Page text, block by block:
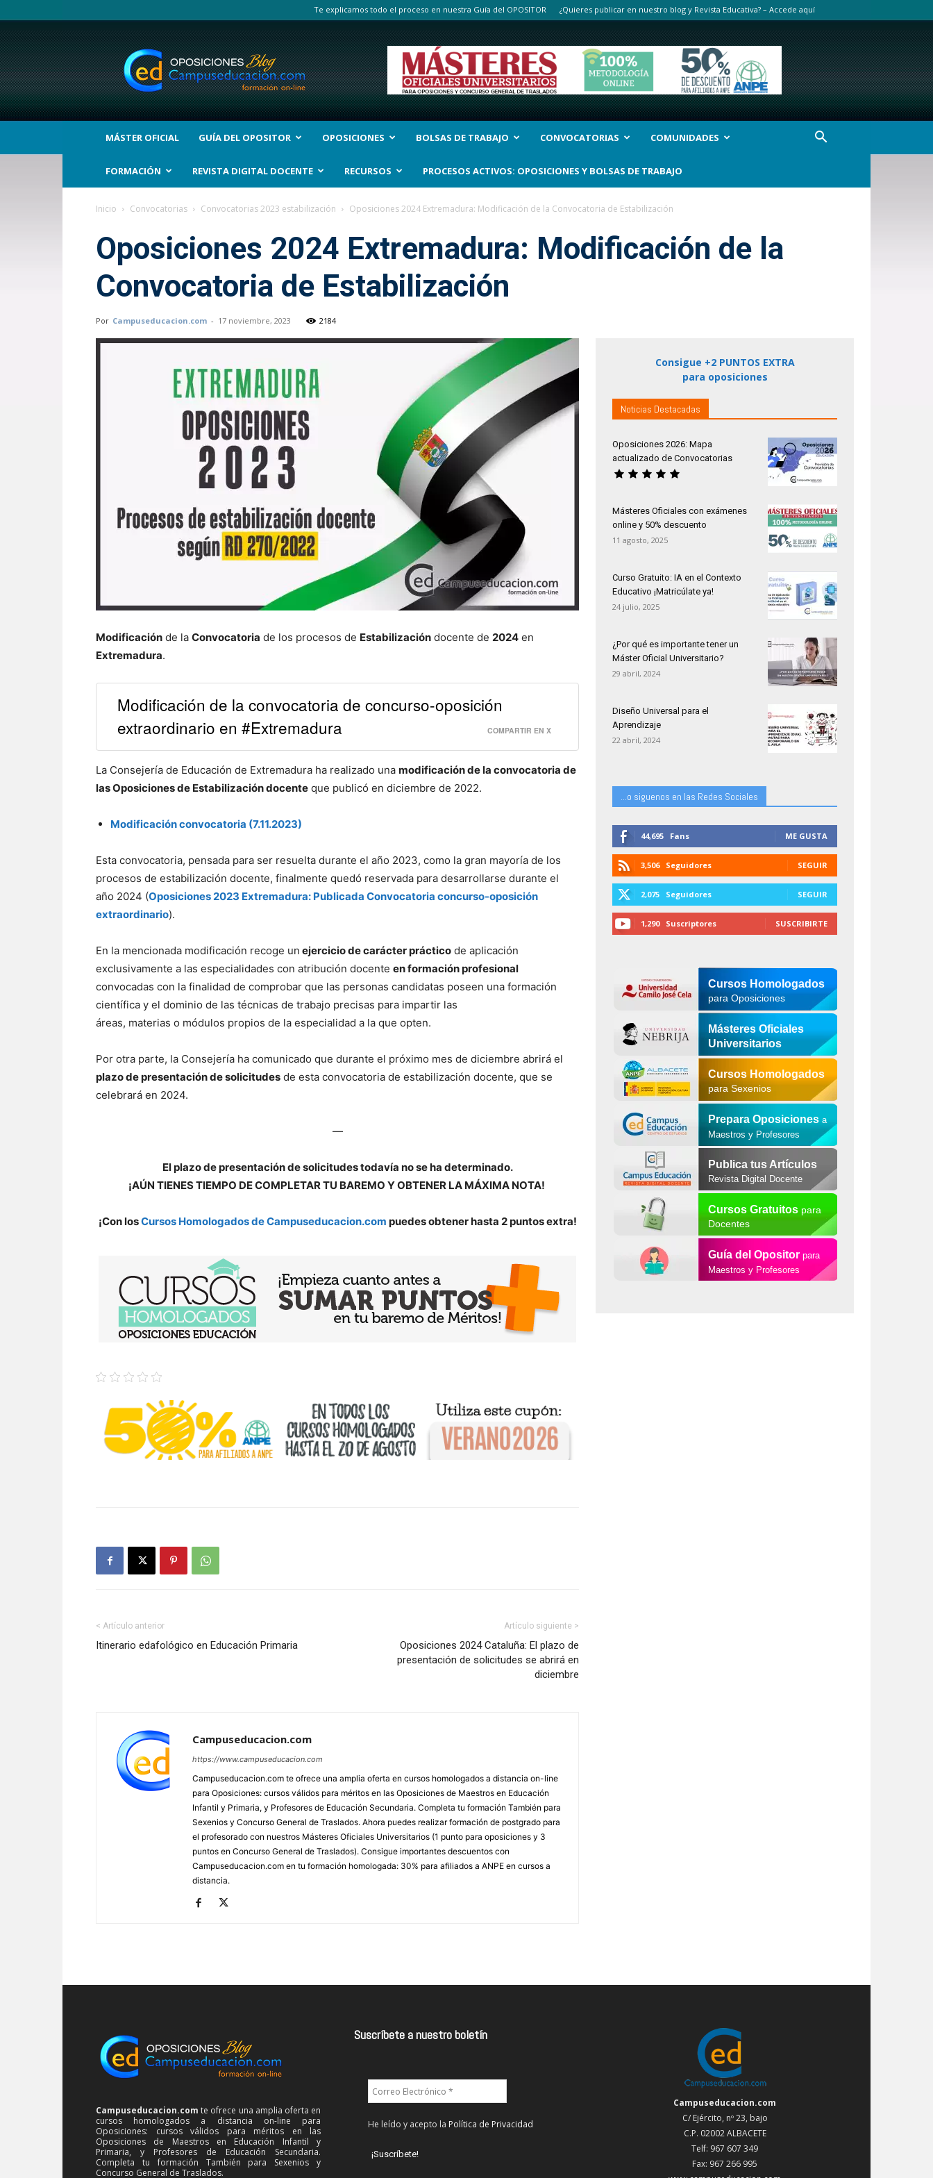
Te explicamos todo el proceso en nuestra Guía del OPOSITOR ¿Quieres publicar en nuestro blog y Revista Educativa? – Accede aquí
BLOG
Noticias
Oposiciones
y
bolsas
Trabajo
Interinos.
MÁSTER OFICIAL GUÍA DEL OPOSITOR OPOSICIONES BOLSAS DE TRABAJO CONVOCATORIAS COMUNIDADES
FORMACIÓN REVISTA DIGITAL DOCENTE RECURSOS PROCESOS ACTIVOS: OPOSICIONES Y BOLSAS DE TRABAJO
Inicio Convocatorias Convocatorias 2023 estabilización Oposiciones 2024 Extremadura: Modificación de la Convocatoria de Estabilización
Oposiciones 2024 Extremadura: Modificación de la
Convocatoria de Estabilización
Por Campuseducacion.com - 17 noviembre, 2023 2184
Modificación de la Convocatoria de los procesos de Estabilización docente de 2024 en
Extremadura.
Modificación de la convocatoria de concurso-oposición
extraordinario en #Extremadura
COMPARTIR EN X
La Consejería de Educación de Extremadura ha realizado una modificación de la convocatoria de
las Oposiciones de Estabilización docente que publicó en diciembre de 2022.
Modificación convocatoria (7.11.2023)
Esta convocatoria, pensada para ser resuelta durante el año 2023, como la gran mayoría de los
procesos de estabilización docente, finalmente quedó reservada para desarrollarse durante el
año 2024 (Oposiciones 2023 Extremadura: Publicada Convocatoria concurso-oposición
extraordinario).
En la mencionada modificación recoge un ejercicio de carácter práctico de aplicación
exclusivamente a las especialidades con atribución docente en formación profesional
convocadas con la finalidad de comprobar que las personas candidatas poseen una formación
científica y el dominio de las técnicas de trabajo precisas para impartir las
áreas, materias o módulos propios de la especialidad a la que opten.
Por otra parte, la Consejería ha comunicado que durante el próximo mes de diciembre abrirá el
plazo de presentación de solicitudes de esta convocatoria de estabilización docente, que se
celebrará en 2024.
—
El plazo de presentación de solicitudes todavía no se ha determinado.
¡AÚN TIENES TIEMPO DE COMPLETAR TU BAREMO Y OBTENER LA MÁXIMA NOTA!
¡Con losCursos Homologados de Campuseducacion.com puedes obtener hasta 2 puntos extra!
< Artículo anterior
Itinerario edafológico en Educación Primaria
Artículo siguiente >
Oposiciones 2024 Cataluña: El plazo de
presentación de solicitudes se abrirá en
diciembre
Campuseducacion.com
https://www.campuseducacion.com
Campuseducacion.com te ofrece una amplia oferta en cursos homologados a distancia on-line
para Oposiciones: cursos válidos para méritos en las Oposiciones de Maestros en Educación
Infantil y Primaria, y Profesores de Educación Secundaria. Completa tu formación También para
Sexenios y Concurso General de Traslados. Ahora puedes realizar formación de postgrado para
el profesorado con nuestros Másteres Oficiales Universitarios (1 punto para oposiciones y 3
puntos en Concurso General de Traslados). Consigue importantes descuentos con
Campuseducacion.com en tu formación homologada: 30% para afiliados a ANPE en cursos a
distancia.
Consigue +2 PUNTOS EXTRA
para oposiciones
Noticias Destacadas
Oposiciones 2026: Mapa
actualizado de Convocatorias
Másteres Oficiales con exámenes
online y 50% descuento
11 agosto, 2025
Curso Gratuito: IA en el Contexto
Educativo ¡Matricúlate ya!
24 julio, 2025
¿Por qué es importante tener un
Máster Oficial Universitario?
29 abril, 2024
Diseño Universal para el
Aprendizaje
22 abril, 2024
...o siguenos en las Redes Sociales
44,695 Fans ME GUSTA
3,506 Seguidores SEGUIR
2,075 Seguidores SEGUIR
1,290 Suscriptores SUSCRIBIRTE
Cursos Homologados
para Oposiciones
Másteres Oficiales
Universitarios
Cursos Homologados
para Sexenios
Prepara Oposiciones a
Maestros y Profesores
Publica tus Artículos
Revista Digital Docente
Cursos Gratuitospara
Docentes
Guía del Opositor para
Maestros y Profesores
Campuseducacion.com te ofrece una amplia oferta en
cursos homologados a distancia on-line para
Oposiciones: cursos válidos para méritos en las
Oposiciones de Maestros en Educación Infantil y
Primaria, y Profesores de Educación Secundaria.
Completa tu formación También para Sexenios y
Concurso General de Traslados.
Suscríbete a nuestro boletín
He leído y acepto la Política de Privacidad
Campuseducacion.com
C/ Ejército, nº 23, bajo
C.P. 02002 ALBACETE
Telf: 967 607 349
Fax: 967 266 995